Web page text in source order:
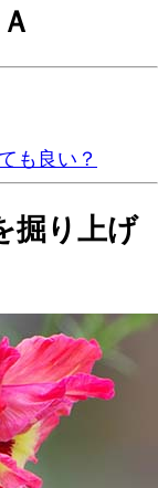
も良い？
掘り上げ